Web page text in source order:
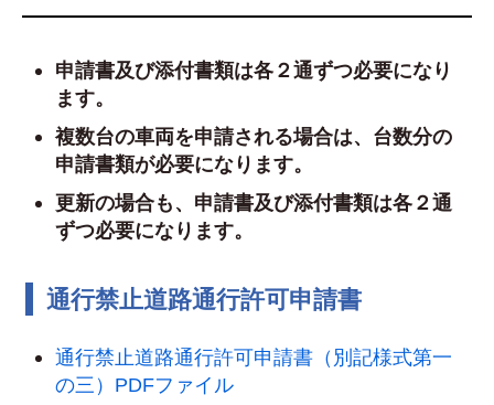
申請書及び添付書類は各２通ずつ必要になり
ます。
複数台の車両を申請される場合は、台数分の
申請書類が必要になります。
更新の場合も、申請書及び添付書類は各２通
ずつ必要になります。
通行禁止道路通行許可申請書
通行禁止道路通行許可申請書（別記様式第一
の三）PDFファイル